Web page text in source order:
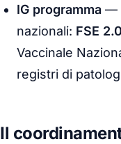
IG programma —
nazionali: FSE 2.0
Vaccinale
registri di
Il